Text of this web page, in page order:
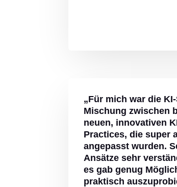
„Für mich war die
Mischung zwischen
neuen, innovativen
Practices, die super
angepasst wurden.
Ansätze sehr
es gab genug
praktisch